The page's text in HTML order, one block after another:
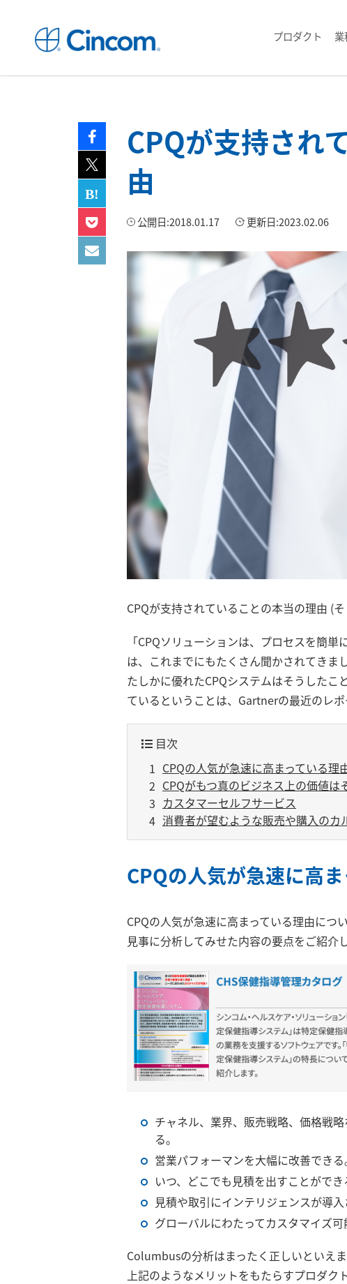
プロダクト
CPQが支持され
由
公開日:2018.01.17 更新日:2023.02.06
CPQが支持されていることの本当の理由 (
「CPQソリューションは、プロセスを簡
は、これまでにもたくさん聞かされてきまし
たしかに優れたCPQシステムはそうした
ているということは、Gartnerの最近のレポ
目次
CPQの人気が急速に高まっている理
CPQがもつ真のビジネス上の価値は
カスタマーセルフサービス
消費者が望むような販売や購入のカ
CPQの人気が急速に高
CPQの人気が急速に高まっている理由につ
見事に分析してみせた内容の要点をご紹介し
チャネル、業界、販売戦略、価格戦
る。
営業パフォーマンを大幅に改善できる
いつ、どこでも見積を出すことができ
見積や取引にインテリジェンスが導入
グローバルにわたってカスタマイズ可
Columbusの分析はまったく正しいといえま
上記のようなメリットをもたらすプロダク